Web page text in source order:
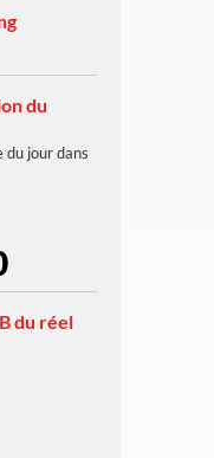
du
jour dans
du réel